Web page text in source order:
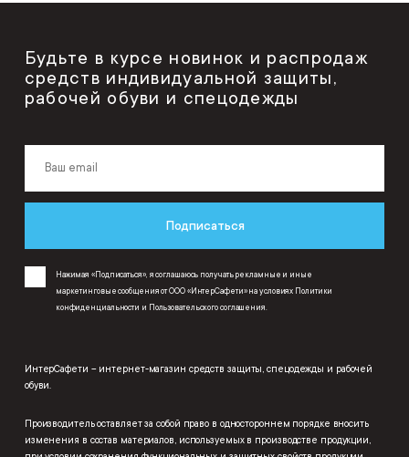
Будьте в курсе новинок и распродаж
средств индивидуальной защиты,
рабочей обуви и спецодежды
Подписаться
Нажимая «Подписаться», я соглашаюсь получать рекламные и иные
маркетинговые сообщения от ООО «ИнтерСафети» на условиях Политики
конфиденциальности и Пользовательского соглашения.
ИнтерСафети – интернет-магазин средств защиты, спецодежды и рабочей
обуви.
Производитель оставляет за собой право в одностороннем порядке вносить
изменения в состав материалов, используемых в производстве продукции,